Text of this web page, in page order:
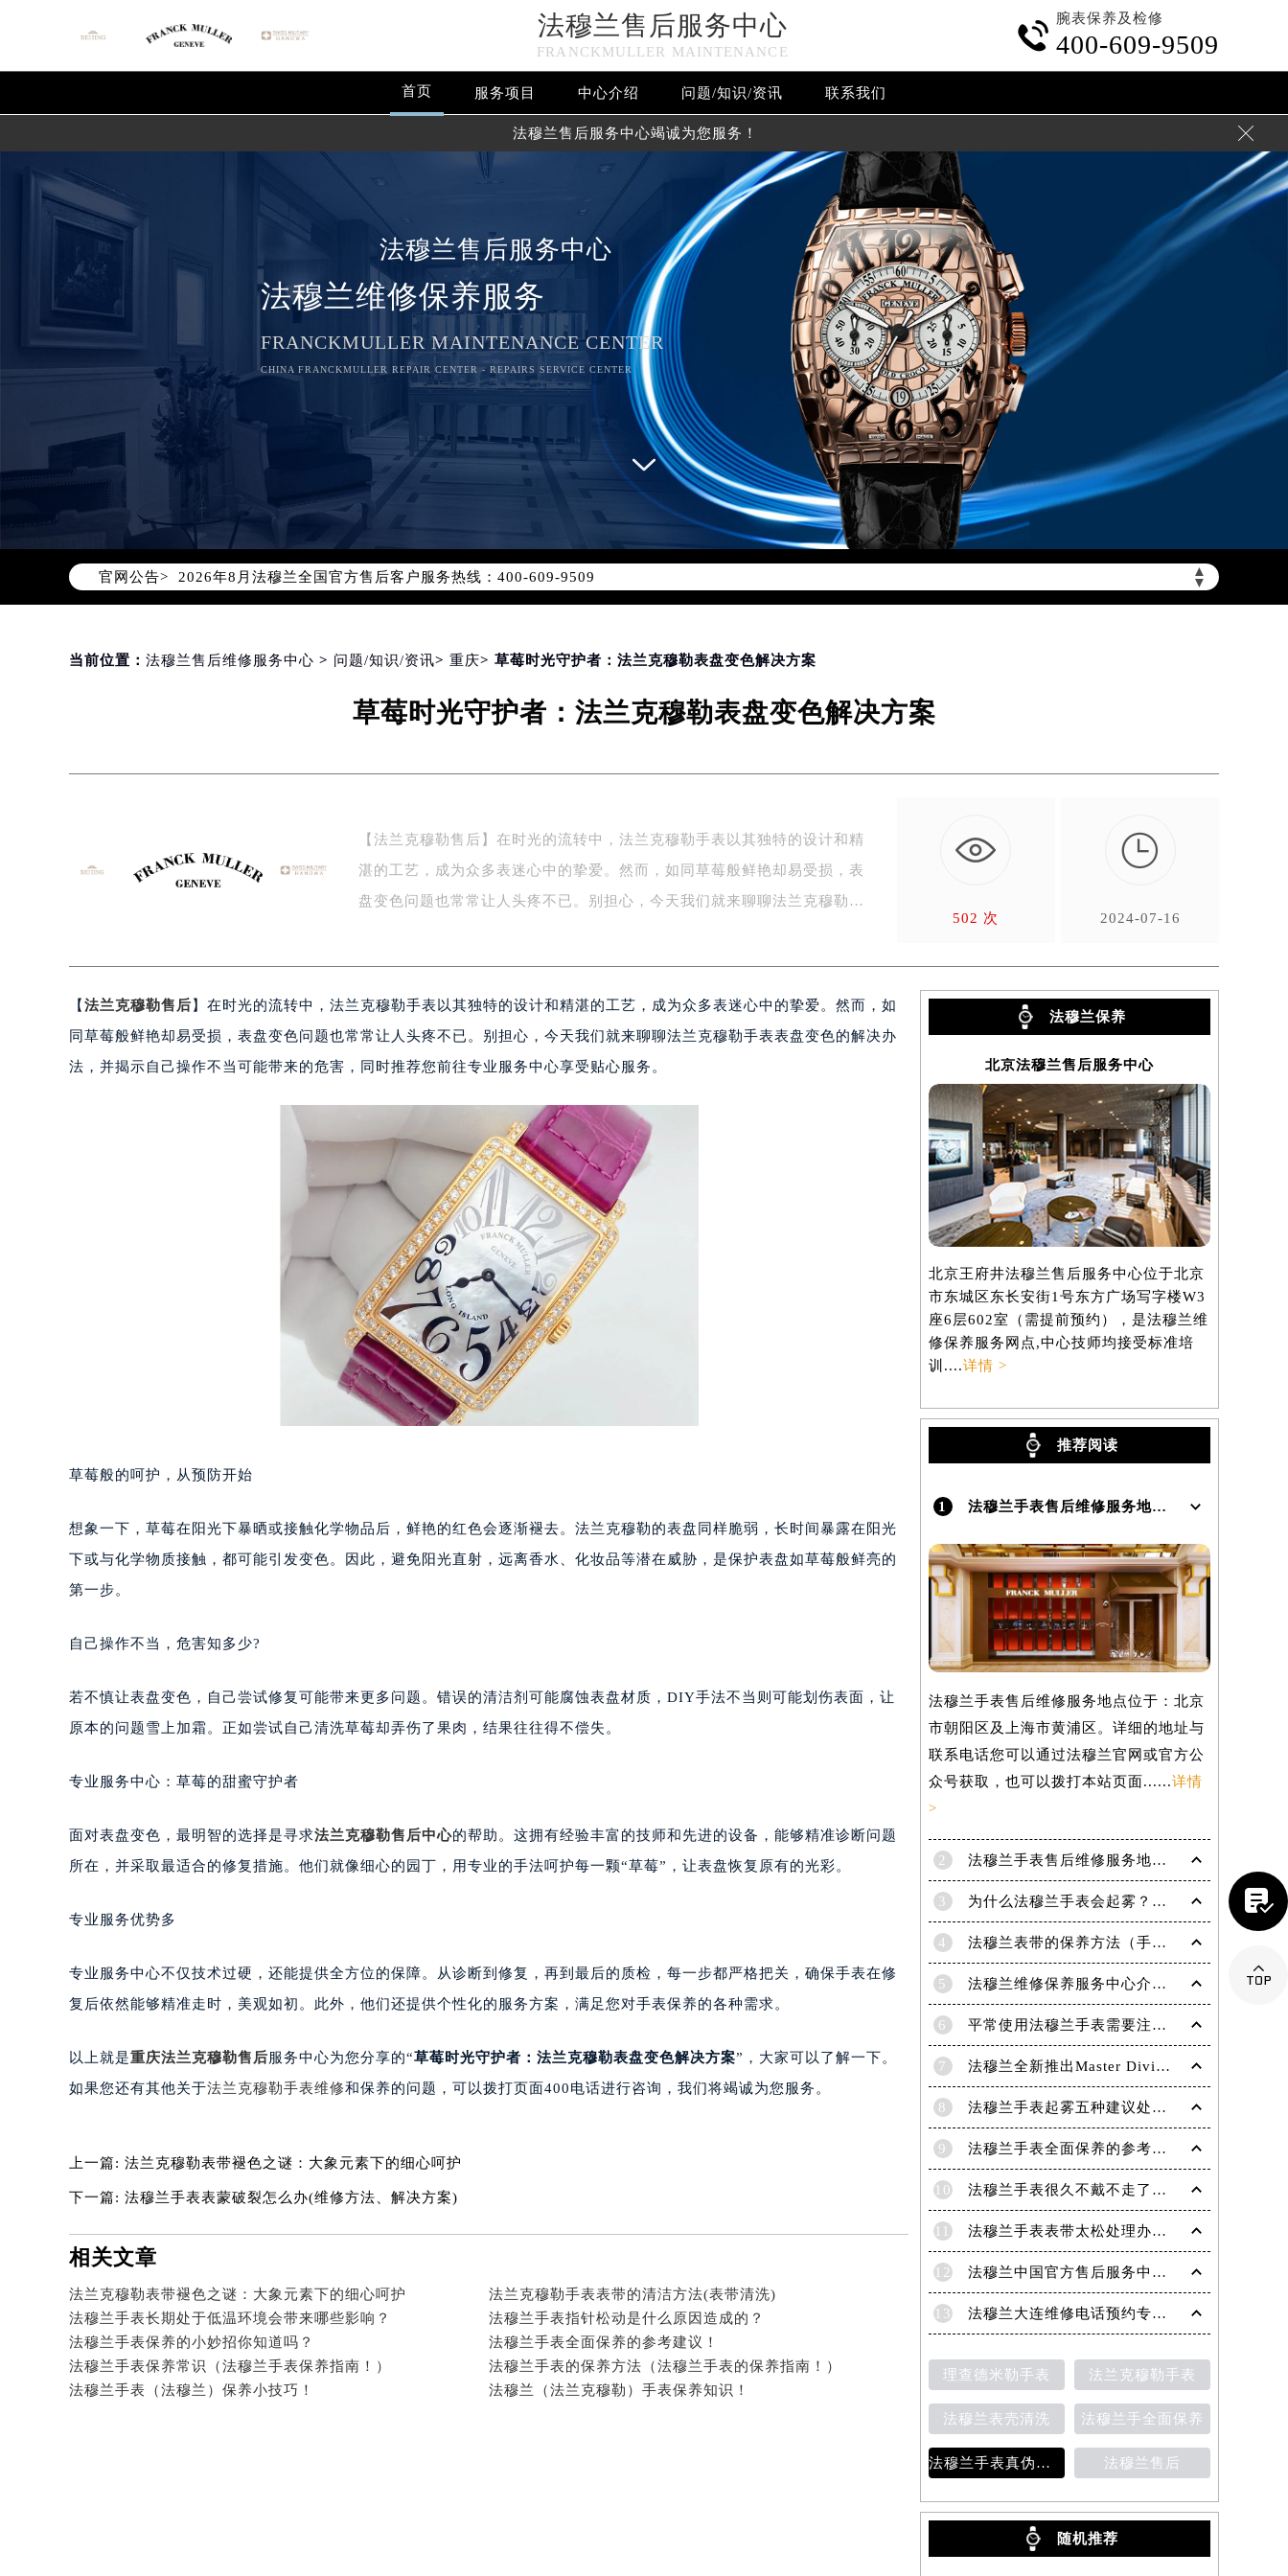
法穆兰售后服务中心
FRANCKMULLER MAINTENANCE

腕表保养及检修
400-609-9509
首页 服务项目 中心介绍 问题/知识/资讯 联系我们
法穆兰售后服务中心竭诚为您服务！ 
法穆兰售后服务中心
法穆兰维修保养服务
FRANCKMULLER MAINTENANCE CENTER
CHINA FRANCKMULLER REPAIR CENTER - REPAIRS SERVICE CENTER
官网公告> ▲
▼
2026年8月法穆兰中国区售后服务网络优化升级公告
2026年8月法穆兰全国官方售后客户服务热线：400-609-9509
法穆兰官方全国统一服务热线400-609-9509，服务覆盖中国大陆、香港、澳门、台湾全部区域（非大陆需加拨“+86”）
2026年8月法穆兰售后服务中心最新网点地址：
北京市东城区东长安街1号东方广场写字楼W3座6层602室（需提前预约）
上海市徐汇区虹桥路3号港汇中心写字楼2座37层3705室（需提前预约）
扬州市邗江区国展路29号星耀天地写字楼1号楼18层1803室（需提前预约）
盐城市盐都区世纪大道5号盐城金融城写字楼1号楼16层1604室（需提前预约）
泰州市海陵区永定东路399号置地商务中心东塔写字楼（华润万象城）17层1706室（需提前预约）
绍兴市越城区胜利东路379号世茂天际中心写字楼8层805室（需提前预约）
嘉兴市南湖区广益路705号嘉兴世界贸易中心写字楼A座13层1304室（需提前预约）
南昌市红谷滩新区红谷中大道998号绿地双子塔（中央广场）A1座办公楼14层07室（需提前预约）
广州市天河区天河路230号万菱汇国际中心写字楼A塔7层704室（需提前预约）
广州市越秀区环市东路371-375号世界贸易中心大厦南塔写字楼15层07室（需提前预约）
深圳市罗湖区深南东路5001号华润大厦写字楼17层1701室（需提前预约）
惠州市惠城区江北文昌一路7号华贸大厦写字楼1座30层05室（需提前预约）
厦门市思明区湖滨东路95号华润大厦写字楼B座11层1104室（需提前预约）
福州市鼓楼区五四路128-1号恒力城写字楼15层03室（需提前预约）
成都市锦江区人民东路6号SAC东原中心写字楼24层2406B室（需提前预约）
重庆市江北区观音桥步行街2号融恒时代广场写字楼9层902室（需提前预约）
长沙市芙蓉区定王台街道建湘路393号世茂环球金融中心写字楼（芙蓉广场）10层13室（需提前预约）
郑州市二七区铭功路10号华润大厦写字楼29层2905室（需提前预约）
太原市迎泽区解放路15号亨得利名表服务中心（品牌授权店）3层整层（需提前预约）
沈阳市沈河区中街路137号亨得利名表服务中心（品牌授权店）1层整层（需提前预约）
佛山市禅城区季华五路57号万科金融中心C座12层1205室（需提前预约）
南通市崇川区工农路57号圆融广场写字楼16层1603室（需提前预约）
武汉市江汉区解放大道686号世界贸易大厦38层09室（需提前预约）
南宁市青秀区金湖路59号地王大厦12楼1224室（需提前预约）
泉州市丰泽区宝洲路729号浦西万达中心写字楼A座7楼709室（需提前预约）
烟台市芝罘区胜利路139号万达金融中心A座907室（需提前预约）
长春市朝阳区西安大路727号中银大厦A座(旺进大厦)18层09室（需提前预约）
西安市碑林区南关正街88号华侨城长安国际中心E座6楼10室（需提前预约）
海口市龙华区金贸东路5号海口华润大厦B座17层1707室（需提前预约）
台州市椒江区东海大道1800号腾达中心东1幢20楼2002室（需提前预约）
内蒙古自治区呼和浩特市玉泉区大学西街70号华润万象城写字楼（鄂尔多斯大厦）23层2326室（需提前预约）
黑龙江省大庆市萨尔图区会战大街法穆兰售后服务中心（需提前预约）
黑龙江省鹤岗市向阳区红军路法穆兰售后服务中心（需提前预约）
黑龙江省牡丹江市东安区太平路法穆兰售后服务中心（需提前预约）
黑龙江省七台河市桃山区大同街法穆兰售后服务中心（需提前预约）
黑龙江省齐齐哈尔市龙沙区龙华路法穆兰售后服务中心（需提前预约）
黑龙江省双鸭山市尖山区新兴大街法穆兰售后服务中心（需提前预约）
黑龙江省绥化市北林区新华街与康庄路交叉口法穆兰售后服务中心（需提前预约）
当前位置： 法穆兰售后维修服务中心 > 问题/知识/资讯> 重庆> 草莓时光守护者：法兰克穆勒表盘变色解决方案
草莓时光守护者：法兰克穆勒表盘变色解决方案
【法兰克穆勒售后】在时光的流转中，法兰克穆勒手表以其独特的设计和精
湛的工艺，成为众多表迷心中的挚爱。然而，如同草莓般鲜艳却易受损，表
盘变色问题也常常让人头疼不已。别担心，今天我们就来聊聊法兰克穆勒…
502 次

2024-07-16
【 法兰克穆勒售后 】在时光的流转中，法兰克穆勒手表以其独特的设计和精湛的工艺，成为众多表迷心中的挚爱。然而，如
同草莓般鲜艳却易受损，表盘变色问题也常常让人头疼不已。别担心，今天我们就来聊聊法兰克穆勒手表表盘变色的解决办
法，并揭示自己操作不当可能带来的危害，同时推荐您前往专业服务中心享受贴心服务。
草莓般的呵护，从预防开始
想象一下，草莓在阳光下暴晒或接触化学物品后，鲜艳的红色会逐渐褪去。法兰克穆勒的表盘同样脆弱，长时间暴露在阳光
下或与化学物质接触，都可能引发变色。因此，避免阳光直射，远离香水、化妆品等潜在威胁，是保护表盘如草莓般鲜亮的
第一步。
自己操作不当，危害知多少?
若不慎让表盘变色，自己尝试修复可能带来更多问题。错误的清洁剂可能腐蚀表盘材质，DIY手法不当则可能划伤表面，让
原本的问题雪上加霜。正如尝试自己清洗草莓却弄伤了果肉，结果往往得不偿失。
专业服务中心：草莓的甜蜜守护者
面对表盘变色，最明智的选择是寻求法兰克穆勒售后中心的帮助。这拥有经验丰富的技师和先进的设备，能够精准诊断问题
所在，并采取最适合的修复措施。他们就像细心的园丁，用专业的手法呵护每一颗“草莓”，让表盘恢复原有的光彩。
专业服务优势多
专业服务中心不仅技术过硬，还能提供全方位的保障。从诊断到修复，再到最后的质检，每一步都严格把关，确保手表在修
复后依然能够精准走时，美观如初。此外，他们还提供个性化的服务方案，满足您对手表保养的各种需求。
以上就是重庆法兰克穆勒售后服务中心为您分享的“草莓时光守护者：法兰克穆勒表盘变色解决方案”，大家可以了解一下。
如果您还有其他关于法兰克穆勒手表维修和保养的问题，可以拨打页面400电话进行咨询，我们将竭诚为您服务。
上一篇: 法兰克穆勒表带褪色之谜：大象元素下的细心呵护
下一篇: 法穆兰手表表蒙破裂怎么办(维修方法、解决方案)
相关文章
法兰克穆勒表带褪色之谜：大象元素下的细心呵护
法兰克穆勒手表表带的清洁方法(表带清洗)
法穆兰手表长期处于低温环境会带来哪些影响？
法穆兰手表指针松动是什么原因造成的？
法穆兰手表保养的小妙招你知道吗？
法穆兰手表全面保养的参考建议！
法穆兰手表保养常识（法穆兰手表保养指南！）
法穆兰手表的保养方法（法穆兰手表的保养指南！）
法穆兰手表（法穆兰）保养小技巧！
法穆兰（法兰克穆勒）手表保养知识！
法穆兰保养
北京法穆兰售后服务中心
北京王府井法穆兰售后服务中心位于北京
市东城区东长安街1号东方广场写字楼W3
座6层602室（需提前预约），是法穆兰维
修保养服务网点,中心技师均接受标准培
训....详情 >
推荐阅读
1 法穆兰手表售后维修服务地点在哪里呢？
法穆兰手表售后维修服务地点位于：北京
市朝阳区及上海市黄浦区。详细的地址与
联系电话您可以通过法穆兰官网或官方公
众号获取，也可以拨打本站页面......详情
>
2 法穆兰手表售后维修服务地点电话是多少？
3 为什么法穆兰手表会起雾？(法穆兰手表起雾处理方法？)
4 法穆兰表带的保养方法（手表如何保养）
5 法穆兰维修保养服务中心介绍 | 法穆兰
6 平常使用法穆兰手表需要注意哪些事项|法穆兰技师为您讲解
7 法穆兰全新推出Master Diving限量版腕表
8 法穆兰手表起雾五种建议处理方法！
9 法穆兰手表全面保养的参考建议！
10 法穆兰手表很久不戴不走了处理技巧盘点
11 法穆兰手表表带太松处理办法详解
12 法穆兰中国官方售后服务中心｜地址与客户服务热线权威信息通知（2026年7月最新）
13 法穆兰大连维修电话预约专业售后保养服务权威公示（2026年7月最新）
理查德米勒手表 法兰克穆勒手表
法穆兰表壳清洗 法穆兰手全面保养
法穆兰手表真伪鉴别 法穆兰售后
随机推荐

